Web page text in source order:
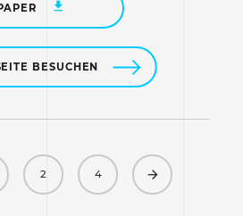
BESUCHEN
2 4 Next